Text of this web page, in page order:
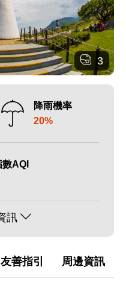
3
降雨機率
20%
AQI
訊
友善指引 周邊資訊